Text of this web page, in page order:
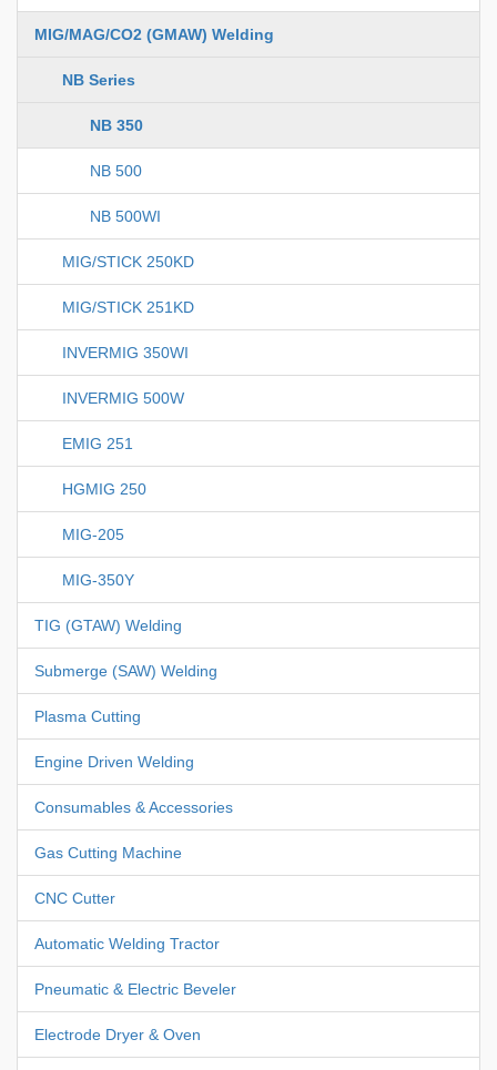
MIG/MAG/CO2 (GMAW) Welding
NB Series
NB 350
NB 500
NB 500WI
MIG/STICK 250KD
MIG/STICK 251KD
INVERMIG 350WI
INVERMIG 500W
EMIG 251
HGMIG 250
MIG-205
MIG-350Y
TIG (GTAW) Welding
Submerge (SAW) Welding
Plasma Cutting
Engine Driven Welding
Consumables & Accessories
Gas Cutting Machine
CNC Cutter
Automatic Welding Tractor
Pneumatic & Electric Beveler
Electrode Dryer & Oven